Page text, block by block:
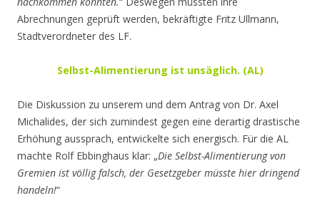
Abrechnungen geprüft werden, bekräftigte Fritz Ullmann,
Stadtverordneter des LF.
Selbst-Alimentierung ist unsäglich. (AL)
Die Diskussion zu unserem und dem Antrag von Dr. Axel
Michalides, der sich zumindest gegen eine derartig drastische
Erhöhung aussprach, entwickelte sich energisch. Für die AL
machte Rolf Ebbinghaus klar: „Die Selbst-Alimentierung von
Gremien ist völlig falsch, der Gesetzgeber müsste hier dringend
handeln!“